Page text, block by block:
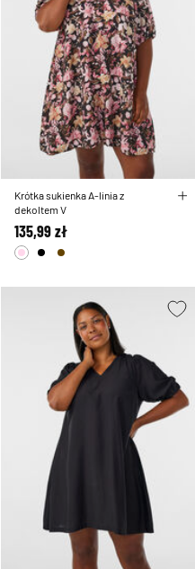
Krótka sukienka A-linia z
dekoltem V
135,99 zł